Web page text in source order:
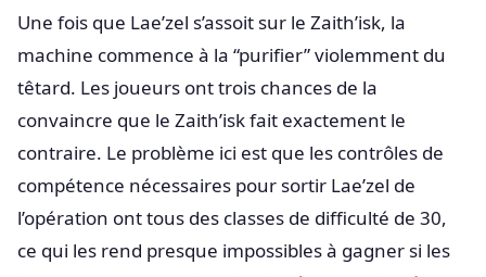
Une fois que Lae’zel s’assoit sur le Zaith’isk, la
machine commence à la “purifier” violemment du
têtard. Les joueurs ont trois chances de la
convaincre que le Zaith’isk fait exactement le
contraire. Le problème ici est que les contrôles de
compétence nécessaires pour sortir Lae’zel de
l’opération ont tous des classes de difficulté de 30,
ce qui les rend presque impossibles à gagner si les